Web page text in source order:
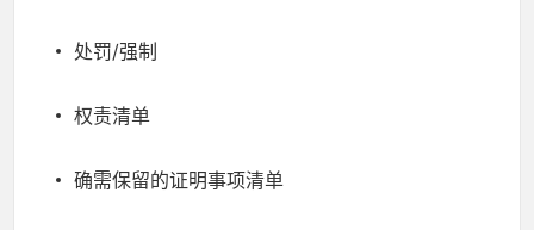
处罚/强制
权责清单
确需保留的证明事项清单